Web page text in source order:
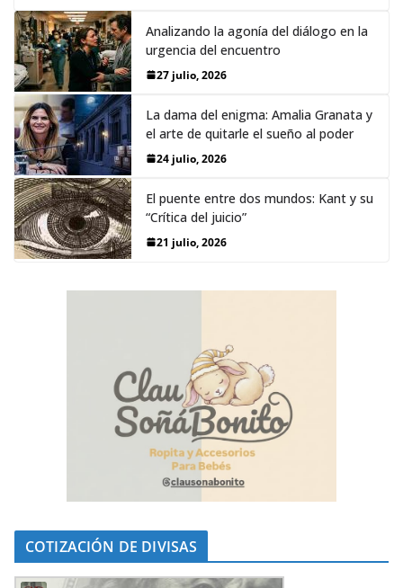
Analizando la agonía del diálogo en la
urgencia del encuentro
27 julio, 2026
La dama del enigma: Amalia Granata y
el arte de quitarle el sueño al poder
24 julio, 2026
El puente entre dos mundos: Kant y su
“Crítica del juicio”
21 julio, 2026
COTIZACIÓN DE DIVISAS